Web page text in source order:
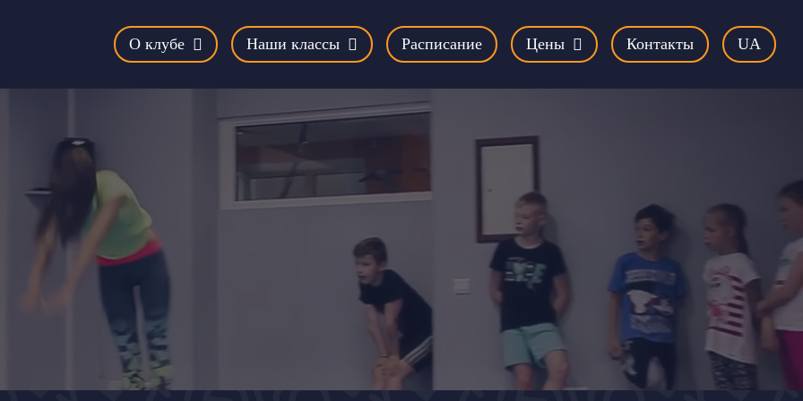
О клубе Наши классы Расписание Цены Контакты UA